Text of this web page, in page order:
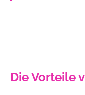
Die Vorteile